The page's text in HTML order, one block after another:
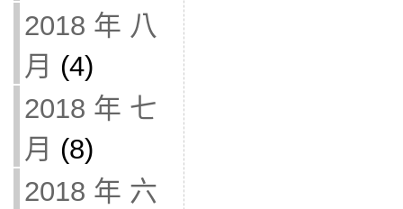
2018 年 八
月 (4)
2018 年 七
月 (8)
2018 年 六